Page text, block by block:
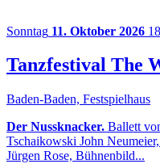
Sonntag 11. Oktober 2026
Tanzfestival The
Baden-Baden, Festspielhaus
Der Nussknacker. Ballett
Tschaikowski John
Jürgen Rose, Bühnenbild...